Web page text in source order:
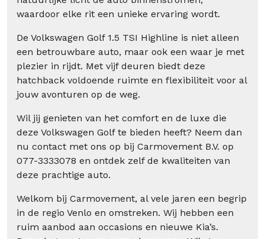
waardoor elke rit een unieke ervaring wordt.
De Volkswagen Golf 1.5 TSI Highline is niet alleen
een betrouwbare auto, maar ook een waar je met
plezier in rijdt. Met vijf deuren biedt deze
hatchback voldoende ruimte en flexibiliteit voor al
jouw avonturen op de weg.
Wil jij genieten van het comfort en de luxe die
deze Volkswagen Golf te bieden heeft? Neem dan
nu contact met ons op bij Carmovement B.V. op
077-3333078 en ontdek zelf de kwaliteiten van
deze prachtige auto.
Welkom bij Carmovement, al vele jaren een begrip
in de regio Venlo en omstreken. Wij hebben een
ruim aanbod aan occasions en nieuwe Kia’s.